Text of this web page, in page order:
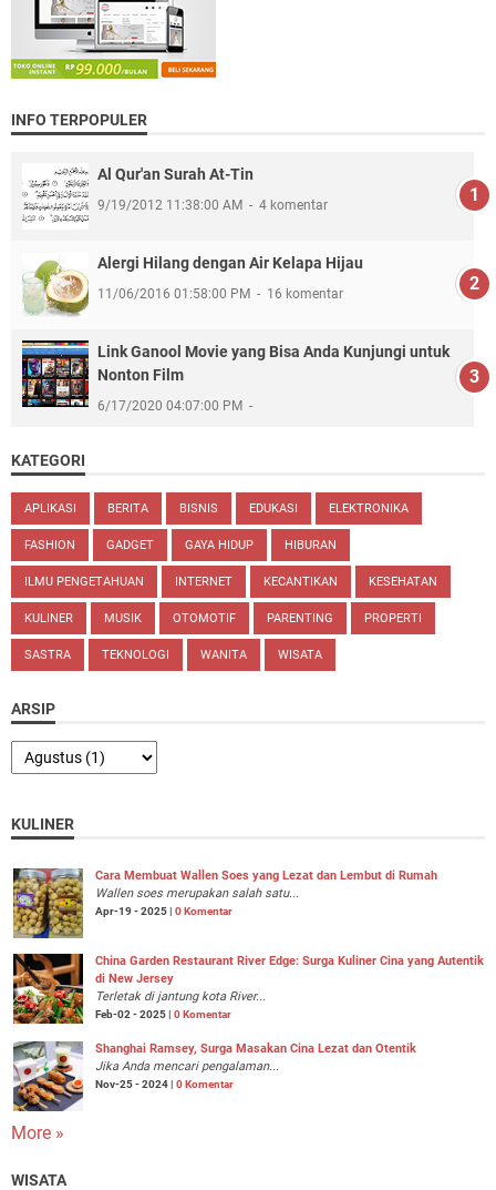
INFO TERPOPULER
Al Qur'an Surah At-Tin
9/19/2012 11:38:00 AM 4 komentar
Alergi Hilang dengan Air Kelapa Hijau
11/06/2016 01:58:00 PM 16 komentar
Link Ganool Movie yang Bisa Anda Kunjungi untuk
Nonton Film
6/17/2020 04:07:00 PM
KATEGORI
APLIKASI BERITA BISNIS EDUKASI ELEKTRONIKA
FASHION GADGET GAYA HIDUP HIBURAN
ILMU PENGETAHUAN INTERNET KECANTIKAN KESEHATAN
KULINER MUSIK OTOMOTIF PARENTING PROPERTI
SASTRA TEKNOLOGI WANITA WISATA
ARSIP
KULINER
Cara Membuat Wallen Soes yang Lezat dan Lembut di Rumah
Wallen soes merupakan salah satu...
Apr-19 - 2025 | 0 Komentar
China Garden Restaurant River Edge: Surga Kuliner Cina yang Autentik
di New Jersey
Terletak di jantung kota River...
Feb-02 - 2025 | 0 Komentar
Shanghai Ramsey, Surga Masakan Cina Lezat dan Otentik
Jika Anda mencari pengalaman...
Nov-25 - 2024 | 0 Komentar
More »
WISATA